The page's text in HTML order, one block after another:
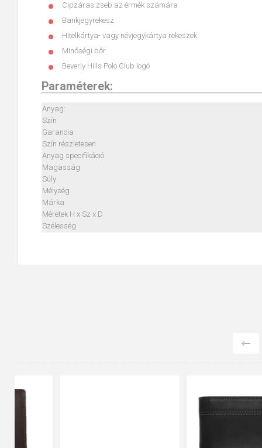
Cipzáras zseb az érmék számára
Bankjegyrekesz
Hitelkártya- vagy névjegykártya rekeszek
Minőségi bőr
Beverly Hills Polo Club logó
Paraméterek:
Anyag:
Szín
Garancia
Szín részletesen
Anyag specifikáció
Magasság
Súly
Mélység
Márka
Méretek H x Sz x D
Szélesség